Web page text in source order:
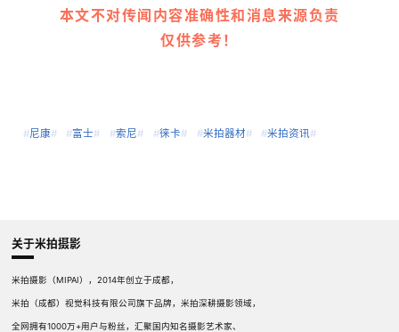
本文不对传闻内容准确性和消息来源负责
仅供参考！
#尼康# #富士# #索尼# #徕卡# #米拍器材# #米拍资讯#
关于米拍摄影
米拍摄影（MIPAI），2014年创立于成都，
米拍（成都）视觉科技有限公司旗下品牌，米拍深耕摄影领域，
全网拥有1000万+用户与粉丝，汇聚国内知名摄影艺术家、